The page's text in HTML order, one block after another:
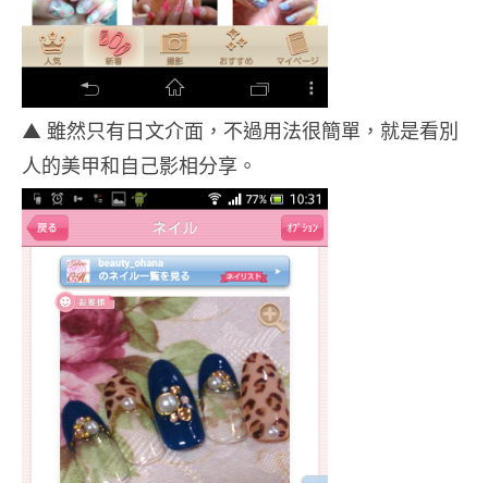
▲ 雖然只有日文介面，不過用法很簡單，就是看別
人的美甲和自己影相分享。